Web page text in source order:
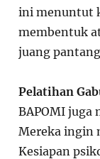
ini menuntut
membentuk
juang
Pelatihan
BAPOMI juga
Mereka ingin
Kesiapan